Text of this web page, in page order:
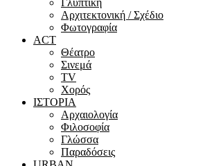
Γλυπτική
Αρχιτεκτονική / Σχέδιο
Φωτογραφία
ACT
Θέατρο
Σινεμά
ΤV
Χορός
ΙΣΤΟΡΙΑ
Αρχαιολογία
Φιλοσοφία
Γλώσσα
Παραδόσεις